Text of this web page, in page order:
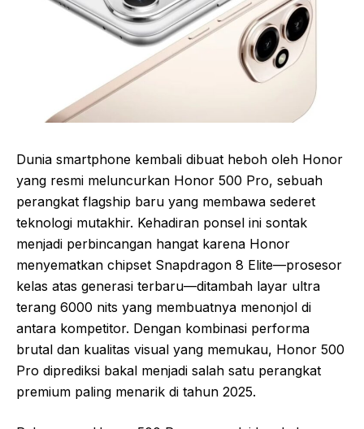
Dunia smartphone kembali dibuat heboh oleh Honor
yang resmi meluncurkan Honor 500 Pro, sebuah
perangkat flagship baru yang membawa sederet
teknologi mutakhir. Kehadiran ponsel ini sontak
menjadi perbincangan hangat karena Honor
menyematkan chipset Snapdragon 8 Elite—prosesor
kelas atas generasi terbaru—ditambah layar ultra
terang 6000 nits yang membuatnya menonjol di
antara kompetitor. Dengan kombinasi performa
brutal dan kualitas visual yang memukau, Honor 500
Pro diprediksi bakal menjadi salah satu perangkat
premium paling menarik di tahun 2025.